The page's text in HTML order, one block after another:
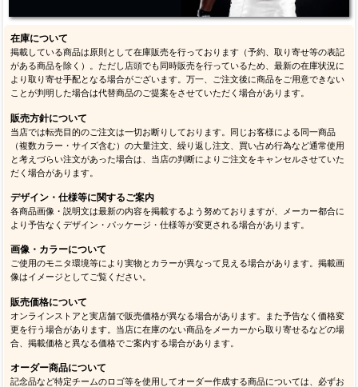
在庫について
掲載している商品は原則として在庫販売を行っております（予約、取り寄せ等の表記
がある商品を除く）。ただし店頭でも同時販売を行っているため、最新の在庫状況に
より取り寄せ手配となる場合がございます。万一、ご注文後に商品をご用意できない
ことが判明した場合は代替商品のご提案をさせていただく場合があります。
販売方針について
当店では転売目的のご注文は一切お断りしております。同じお客様による同一商品
（複数カラー・サイズ含む）の大量注文、繰り返し注文、買い占め行為など通常使用
と考えづらい注文があった場合は、当店の判断によりご注文をキャンセルさせていた
だく場合があります。
デザイン・仕様等に関するご案内
各商品画像・説明文は最新の内容を掲載するよう努めておりますが、メーカー都合に
より予告なくデザイン・パッケージ・仕様等が変更される場合があります。
画像・カラーについて
ご使用のモニタ環境等により実物とカラーが異なって見える場合があります。掲載画
像はイメージとしてご覧ください。
販売価格について
オンラインストアと実店舗で販売価格が異なる場合があります。また予告なく価格変
更を行う場合があります。当店に在庫のない商品をメーカーから取り寄せるなどの場
合、掲載価格と異なる価格でご案内する場合があります。
オーダー商品について
記念品など特定チームのロゴ等を使用してオーダー作成する商品については、必ずお